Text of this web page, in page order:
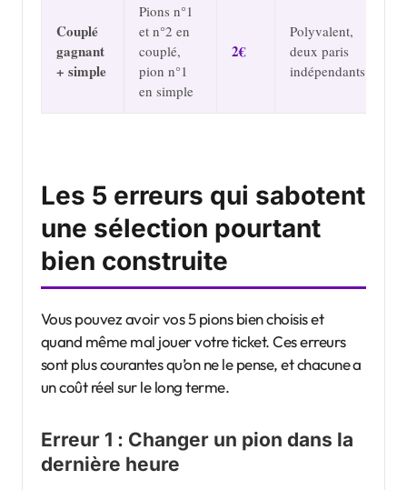
Couplé
gagnant
+ simple
Pions n°1
et n°2 en
couplé,
pion n°1
en simple
2€
Polyvalent,
deux paris
indépendants
Les 5 erreurs qui sabotent
une sélection pourtant
bien construite
Vous pouvez avoir vos 5 pions bien choisis et
quand même mal jouer votre ticket. Ces erreurs
sont plus courantes qu’on ne le pense, et chacune a
un coût réel sur le long terme.
Erreur 1 : Changer un pion dans la
dernière heure